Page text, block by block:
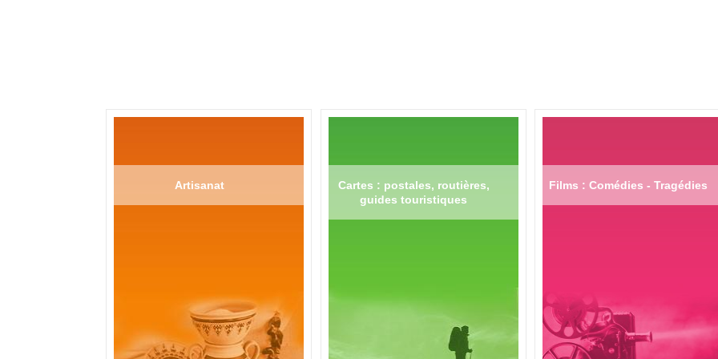
Artisanat
Cartes : postales, routières,
guides touristiques
Films : Comédies - Tragédies